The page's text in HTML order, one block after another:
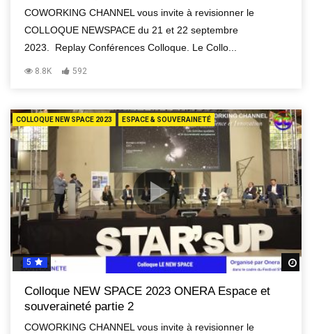
COWORKING CHANNEL vous invite à revisionner le
COLLOQUE NEWSPACE du 21 et 22 septembre
2023. Replay Conférences Colloque. Le Collo...
8.8K 592
COLLOQUE NEW SPACE 2023 ESPACE & SOUVERAINETÉ
5
Colloque NEW SPACE 2023 ONERA Espace et
souveraineté partie 2
COWORKING CHANNEL vous invite à revisionner le